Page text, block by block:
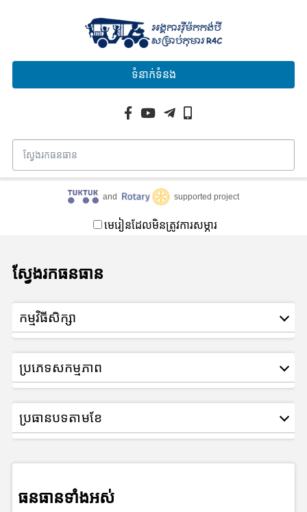
ទំនាក់ទំនង
and supported project
មេរៀនដែលមិនត្រូវការសម្ភារ
ស្វែងរកធនធាន
កម្មវិធីសិក្សា
ប្រភេទសកម្មភាព
ប្រធានបទតាមខែ
ធនធានទាំងអស់